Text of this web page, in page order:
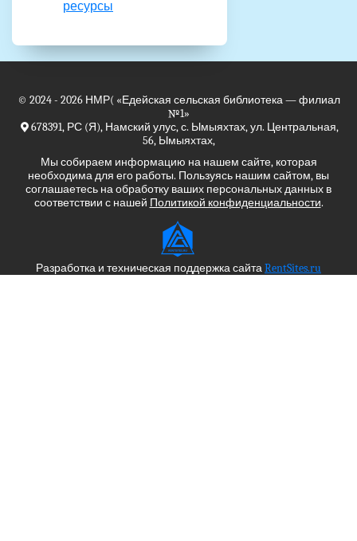
ресурсы
© 2024 - 2026 НМР(«Едейская сельская библиотека — филиал
№1»
678391, РС (Я), Намский улус, с. Ымыяхтах, ул. Центральная,
56, Ымыяхтах,
Мы собираем информацию на нашем сайте, которая
необходима для его работы. Пользуясь нашим сайтом, вы
соглашаетесь на обработку ваших персональных данных в
соответствии с нашей Политикой конфиденциальности.
Разработка и техническая поддержка сайтаRentSites.ru